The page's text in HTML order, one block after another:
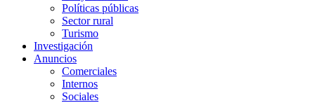
Políticas públicas
Sector rural
Turismo
Investigación
Anuncios
Comerciales
Internos
Sociales